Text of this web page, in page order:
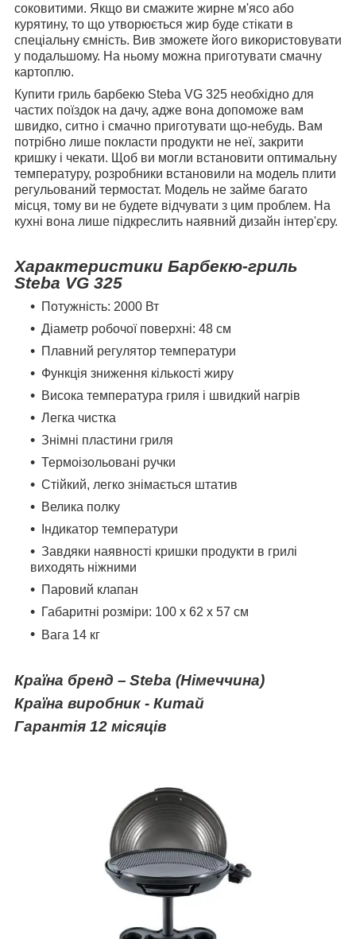
соковитими. Якщо ви смажите жирне м'ясо або
курятину, то що утворюється жир буде стікати в
спеціальну ємність. Вив зможете його використовувати
у подальшому. На ньому можна приготувати смачну
картоплю.
Купити гриль барбекю Steba VG 325 необхідно для
частих поїздок на дачу, адже вона допоможе вам
швидко, ситно і смачно приготувати що-небудь. Вам
потрібно лише покласти продукти не неї, закрити
кришку і чекати. Щоб ви могли встановити оптимальну
температуру, розробники встановили на модель плити
регульований термостат. Модель не займе багато
місця, тому ви не будете відчувати з цим проблем. На
кухні вона лише підкреслить наявний дизайн інтер'єру.
Характеристики Барбекю-гриль
Steba VG 325
Потужність: 2000 Вт
Діаметр робочої поверхні: 48 см
Плавний регулятор температури
Функція зниження кількості жиру
Висока температура гриля і швидкий нагрів
Легка чистка
Знімні пластини гриля
Термоізольовані ручки
Стійкий, легко знімається штатив
Велика полку
Індикатор температури
Завдяки наявності кришки продукти в грилі
виходять ніжними
Паровий клапан
Габаритні розміри: 100 x 62 x 57 см
Вага 14 кг
Країна бренд – Steba (Німеччина)
Країна виробник - Китай
Гарантія 12 місяців